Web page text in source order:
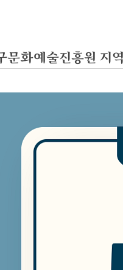
문화예술진흥원 지